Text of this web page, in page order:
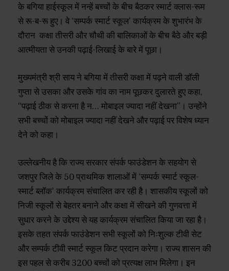
के बगिया हाईस्कूल में नन्हें बच्चों के बीच बैठकर स्मार्ट क्लास-रूम
से रू-ब-रू हुए। वे ‘सम्पर्क स्मार्ट स्कूल’ कार्यक्रम के शुभारंभ के
दौरान कक्षा तीसरी और चौथी की बालिकाओं के बीच बैठे और बड़ी
आत्मीयता से उनकी पढ़ाई-लिखाई के बारे में पूछा।
मुख्यमंत्री श्री साय ने बगिया में तीसरी कक्षा में पढ़ने वाली डॉली
गुप्ता से उसका और उसके गांव का नाम पूछकर दुलारते हुए कहा,
“पढ़ाई ठीक से करना है न… मोबाइल ज्यादा नहीं देखना”। उन्होंने
सभी बच्चों को मोबाइल ज्यादा नहीं देखने और पढ़ाई पर विशेष ध्यान
देने को कहा।
उल्लेखनीय है कि राज्य सरकार संपर्क फाउंडेशन के सहयोग से
जशपुर जिले के 50 प्राथमिक शालाओं में ‘सम्पर्क स्मार्ट स्कूल-
स्मार्ट ब्लॉक’ कार्यक्रम संचालित कर रही है। शासकीय स्कूलों को
निजी स्कूलों से बेहतर बनाने और कक्षा में सीखने की गुणवत्ता में
सुधार करने के उद्देश्य से यह कार्यक्रम संचालित किया जा रहा है।
इसके तहत संपर्क फाउंडेशन सभी स्कूलों को निःशुल्क टीवी सेट
और सम्पर्क टीवी स्मार्ट स्कूल किट प्रदान करेगा। राज्य शासन की
इस पहल से करीब 3200 बच्चों को प्रत्यक्ष लाभ मिलेगा। इन